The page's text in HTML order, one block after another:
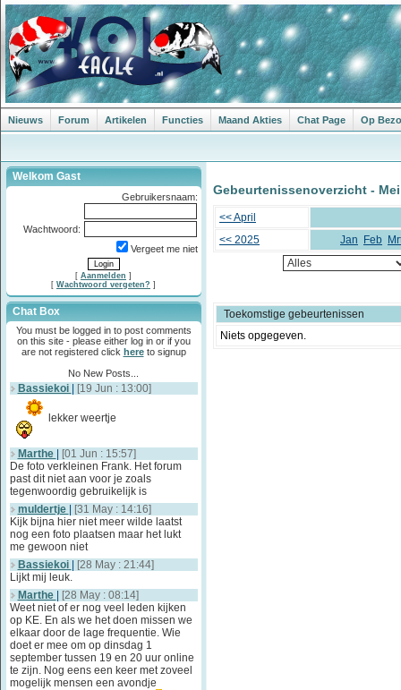
Nieuws Forum Artikelen Functies Maand Akties Chat Page Op
Welkom Gast
Gebruikersnaam:
Wachtwoord:
Vergeet me niet
[ Aanmelden ]
[ Wachtwoord vergeten? ]
Chat Box
You must be logged in to post comments
on this site - please either log in or if you
are not registered click hereto signup
No New Posts...
Bassiekoi [19 Jun : 13:00]
lekker weertje
Marthe
[01 Jun : 15:57]
De foto verkleinen Frank. Het forum
past dit niet aan voor je zoals
tegenwoordig gebruikelijk is
muldertje
[31 May : 14:16]
Kijk bijna hier niet meer wilde laatst
nog een foto plaatsen maar het lukt
me gewoon niet
Bassiekoi
[28 May : 21:44]
Lijkt mij leuk.
Marthe
[28 May : 08:14]
Weet niet of er nog veel leden kijken
op KE. En als we het doen missen we
elkaar door de lage frequentie. Wie
doet er mee om op dinsdag 1
september tussen 19 en 20 uur online
te zijn. Nog eens een keer met zoveel
mogelijk mensen een avondje
Gebeurtenissenoverzicht -
<< April
<< 2025
Jan Feb
Toekomstige gebeurtenissen
Niets opgegeven.